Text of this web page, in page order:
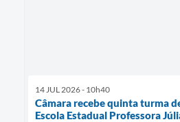
14 JUL 2026 - 10h40
Câmara recebe quinta turma
Escola Estadual Professora